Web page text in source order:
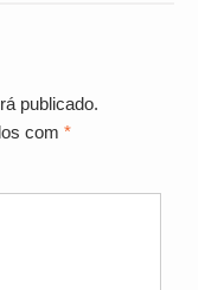
publicado.
com *